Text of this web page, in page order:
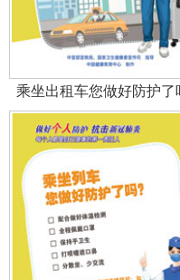
乘坐出租车您做好防护了